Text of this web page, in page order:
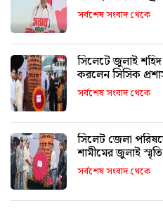
সর্বশেষ সংবাদ থেকে
সিলেটে জুলাই শহিদ
করলেন সিসিক
সর্বশেষ সংবাদ থেকে
সিলেট জেলা
শামীমের জুলাই স্মৃতি
সর্বশেষ সংবাদ থেকে